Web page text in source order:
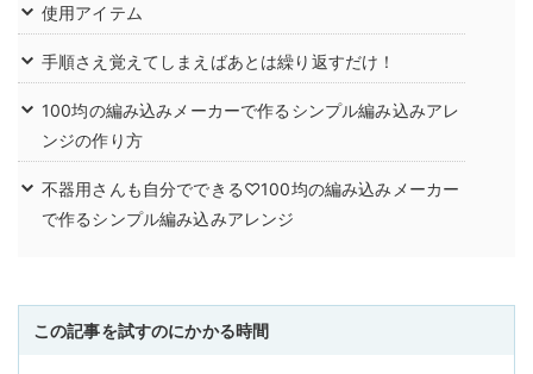
使用アイテム
手順さえ覚えてしまえばあとは繰り返すだけ！
100均の編み込みメーカーで作るシンプル編み込みアレ
ンジの作り方
不器用さんも自分でできる♡100均の編み込みメーカー
で作るシンプル編み込みアレンジ
この記事を試すのにかかる時間